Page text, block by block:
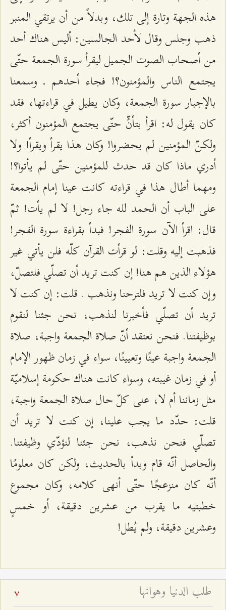
هذه الجهة وتارة إلى تلك، وبدلاً من أن يرتقي المنبر
ذهب وجلس وقال لأحد الجالسين: أليس هناك أحد
من أصحاب الصوت الجميل ليقرأ سورة الجمعة حتّى
يجتمع الناس والمؤمنون؟! فجاء أحدهم ـ وسمعنا
بالإجبار سورة الجمعة، وكان يطيل في قراءتها، فقد
كان يقول له: اقرأ بتأنٍّ حتّى يجتمع المؤمنون أكثر،
ولكنّ المؤمنين لم يحضروا! وكان هذا يقرأ ويقرأ! ولا
أدري ماذا كان قد حدث للمؤمنين حتّى لم يأتوا؟!
ومهما أطال هذا في قراءته كانت عينا إمام الجمعة
على الباب أن الحمد لله جاء رجل! لا لم يأت! ثمّ
قال: اقرأ الآن سورة الفجر! فبدأ بقراءة سورة الفجر!
فذهبت إليه وقلت: لو قرأت القرآن كلّه فلن يأتي غير
هؤلاء الذين هم هنا! إن كنت تريد أن تصلّي فلتصلّ،
وإن كنت لا تريد فلترحنا ونذهب . قلت: إن كنت لا
تريد أن تصلّي فأخبرنا لنذهب، نحن جئنا لنقوم
بوظيفتنا. فنحن نعتقد أنّ صلاة الجمعة واجبة، صلاة
الجمعة واجبة عينًا وتعيينًا، سواء في زمان ظهور الإمام
أو في زمان غيبته، وسواء كانت هناك حكومة إسلاميّة
مثل زماننا أم لا، على كلّ حال صلاة الجمعة واجبة،
قلت: حدّد ما يجب علينا، إن كنت لا تريد أن
تصلّي فنحن نذهب، نحن جئنا لنؤدّي وظيفتنا.
والحاصل أنّه قام وبدأ بالحديث، ولكن كان معلومًا
أنّه كان منزعجًا حتّى أنهى كلامه، وكان مجموع
خطبتيه ما يقرب من عشرين دقيقة، أو خمسٍ
وعشرين دقيقة، ولم يُطل!
طلب الدنيا وهوانها 7